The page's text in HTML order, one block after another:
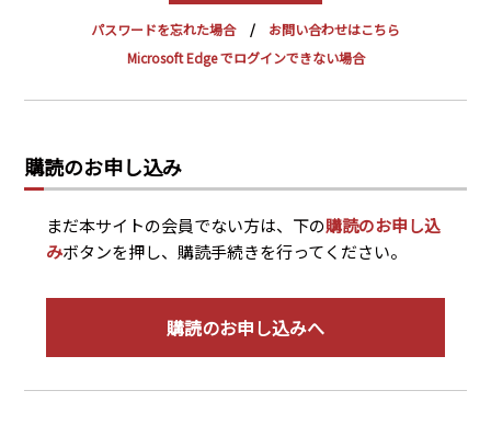
採用情報
English Website
瑞姆亜太能源諮問(北京)
パスワードを忘れた場合
お問い合わせはこちら
Microsoft Edge でログインできない場合
購読のお申し込み
まだ本サイトの会員でない方は、下の購読のお申し込
みボタンを押し、購読手続きを行ってください。
購読のお申し込みへ